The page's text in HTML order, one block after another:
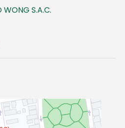
WONG S.A.C.